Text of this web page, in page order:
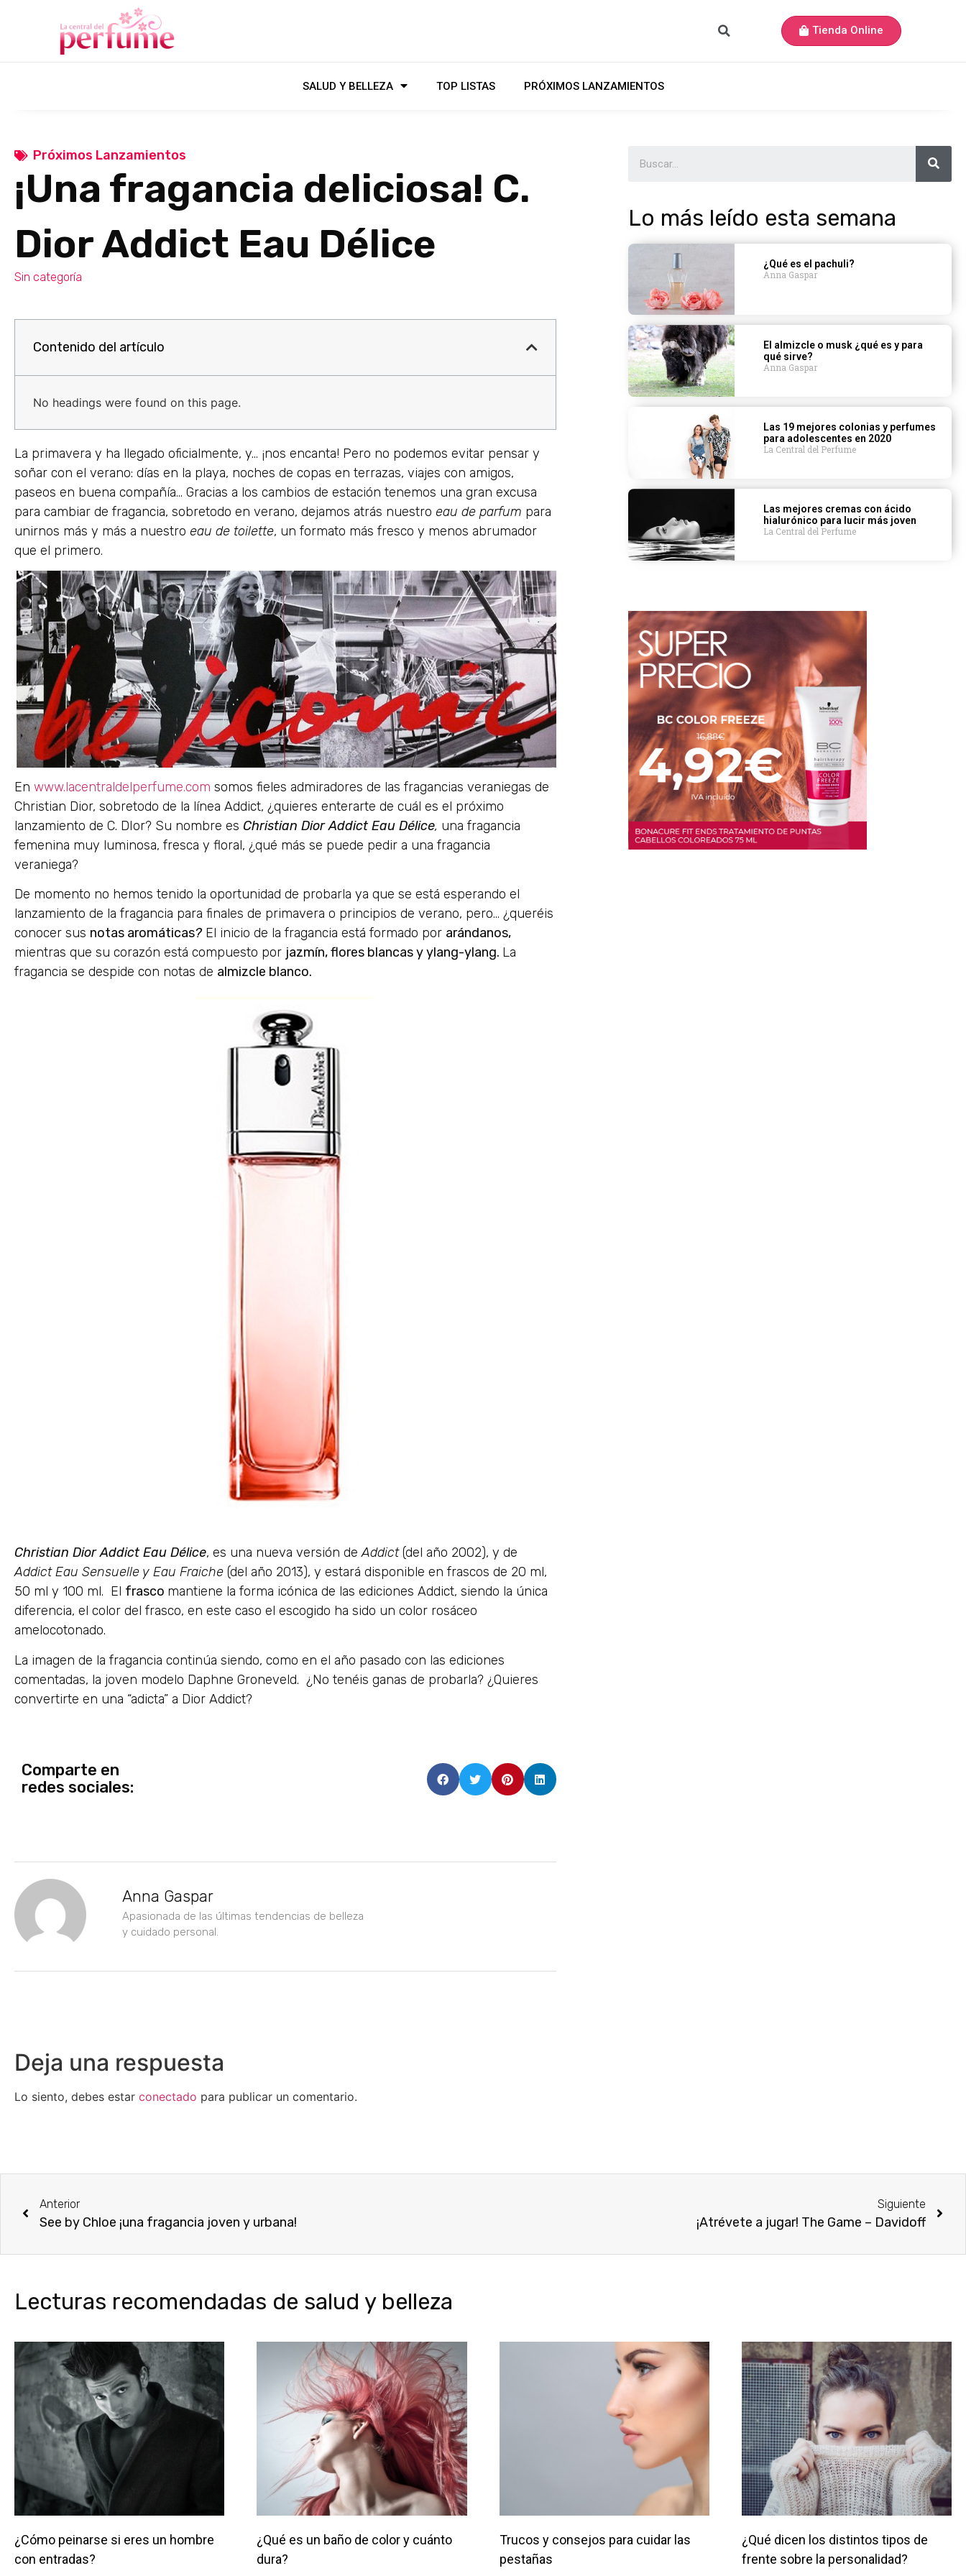
Tienda Online
SALUD Y BELLEZA TOP LISTAS PRÓXIMOS LANZAMIENTOS
Próximos Lanzamientos
¡Una fragancia deliciosa! C.
Dior Addict Eau Délice
Sin categoría
Contenido del artículo
No headings were found on this page.
La primavera y ha llegado oficialmente, y… ¡nos encanta! Pero no podemos evitar pensar y
soñar con el verano: días en la playa, noches de copas en terrazas, viajes con amigos,
paseos en buena compañía… Gracias a los cambios de estación tenemos una gran excusa
para cambiar de fragancia, sobretodo en verano, dejamos atrás nuestro eau de parfum para
unirnos más y más a nuestro eau de toilette, un formato más fresco y menos abrumador
que el primero.
En www.lacentraldelperfume.com somos fieles admiradores de las fragancias veraniegas de
Christian Dior, sobretodo de la línea Addict, ¿quieres enterarte de cuál es el próximo
lanzamiento de C. DIor? Su nombre es Christian Dior Addict Eau Délice, una fragancia
femenina muy luminosa, fresca y floral, ¿qué más se puede pedir a una fragancia
veraniega?
De momento no hemos tenido la oportunidad de probarla ya que se está esperando el
lanzamiento de la fragancia para finales de primavera o principios de verano, pero… ¿queréis
conocer sus notas aromáticas? El inicio de la fragancia está formado por arándanos,
mientras que su corazón está compuesto por jazmín, flores blancas y ylang-ylang. La
fragancia se despide con notas de almizcle blanco.
Christian Dior Addict Eau Délice, es una nueva versión deAddict(del año 2002), y de
Addict Eau Sensuelle y Eau Fraiche (del año 2013), y estará disponible en frascos de 20 ml,
50 ml y 100 ml. El frasco mantiene la forma icónica de las ediciones Addict, siendo la única
diferencia, el color del frasco, en este caso el escogido ha sido un color rosáceo
amelocotonado.
La imagen de la fragancia continúa siendo, como en el año pasado con las ediciones
comentadas, la joven modelo Daphne Groneveld. ¿No tenéis ganas de probarla? ¿Quieres
convertirte en una “adicta” a Dior Addict?
Comparte en
redes sociales:
Anna Gaspar
Apasionada de las últimas tendencias de belleza
y cuidado personal.
Deja una respuesta
Lo siento, debes estar conectado para publicar un comentario.
Lo más leído esta semana
¿Qué es el pachuli?
Anna Gaspar
El almizcle o musk ¿qué es y para
qué sirve?
Anna Gaspar
Las 19 mejores colonias y perfumes
para adolescentes en 2020
La Central del Perfume
Las mejores cremas con ácido
hialurónico para lucir más joven
La Central del Perfume
Anterior
See by Chloe ¡una fragancia joven y urbana!
Siguiente
¡Atrévete a jugar! The Game – Davidoff
Lecturas recomendadas de salud y belleza
¿Cómo peinarse si eres un hombre
con entradas?
¿Qué es un baño de color y cuánto
dura?
Trucos y consejos para cuidar las
pestañas
¿Qué dicen los distintos tipos de
frente sobre la personalidad?